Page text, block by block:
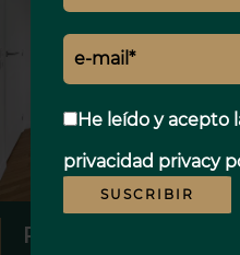
He leído y acepto
privacidad privacy
SUSCRIBIR
PISO,